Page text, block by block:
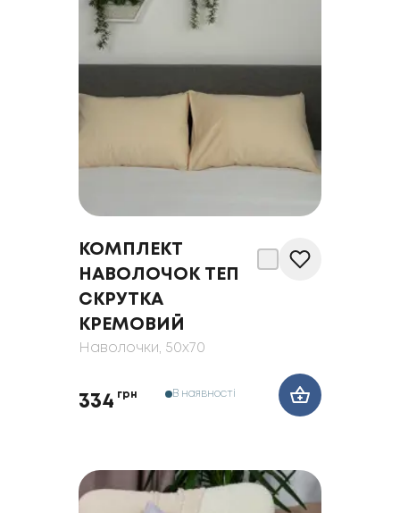
КОМПЛЕКТ
НАВОЛОЧОК ТЕП
СКРУТКА
КРЕМОВИЙ
Наволочки, 50x70
334 грн В наявності